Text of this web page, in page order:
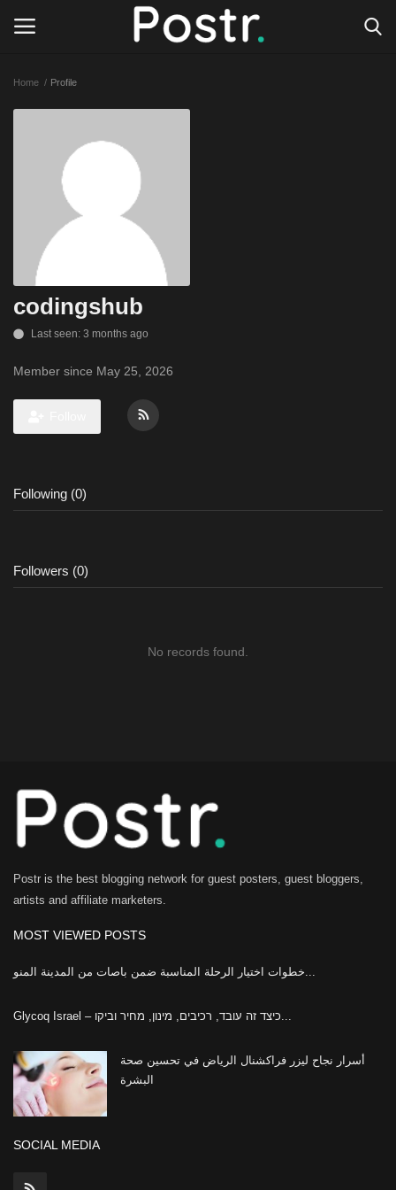
All our platforms
Write for Postr
General
Home Profile
codingshub
Last seen: 3 months ago
Member since May 25, 2026
Following (0)
Followers (0)
No records found.
Postr is the best blogging network for guest posters, guest bloggers,
artists and affiliate marketers.
MOST VIEWED POSTS
أسرار نجاح ليزر فراكشنال الرياض في تحسين صحة
البشرة
SOCIAL MEDIA